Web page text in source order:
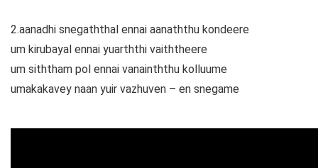
2.aanadhi snegaththal ennai aanaththu kondeere
um kirubayal ennai yuarththi vaiththeere
um siththam pol ennai vanainththu kolluume
umakakavey naan yuir vazhuven – en snegame